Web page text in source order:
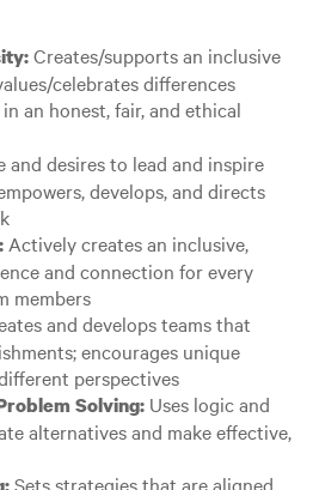
Creates/supports an inclusive
celebrates differences
in an honest, fair, and ethical
and desires to lead and inspire
develops, and directs
Actively creates an inclusive,
and connection for every
members
and develops teams that
encourages unique
perspectives
Solving: Uses logic and
alternatives and make effective,
Sets strategies that are aligned